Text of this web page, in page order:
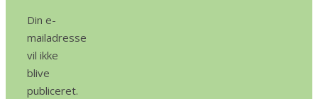
Din e-
mailadresse
vil ikke
blive
publiceret.